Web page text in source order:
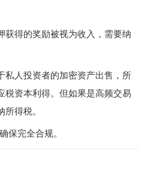
获得的奖励被视为收入，需要纳
私人投资者的加密资产出售，所
税资本利得。但如果是高频交易
得税。
保完全合规。